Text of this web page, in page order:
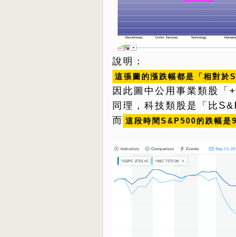
說明：
這張圖的漲跌幅都是「相對於
因此圖中公用事業類股「
同理，科技類股是「比
而 這段時間S&P500的跌幅是